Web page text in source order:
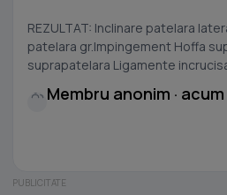
REZULTAT: Inclinare patelara
patelara gr.Impingement Hoffa
suprapatelara Ligamente
Membru anonim · acum